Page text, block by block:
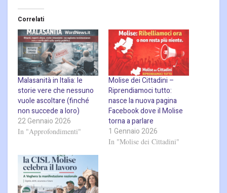
Correlati
Malasanità in Italia: le
storie vere che nessuno
vuole ascoltare (finché
non succede a loro)
22 Gennaio 2026
In "Approfondimenti"
Molise dei Cittadini –
Riprendiamoci tutto:
nasce la nuova pagina
Facebook dove il Molise
torna a parlare
1 Gennaio 2026
In "Molise dei Cittadini"